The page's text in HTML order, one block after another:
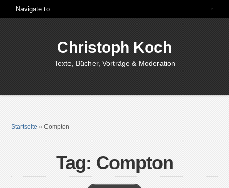
Christoph Koch
Texte, Bücher, Vorträge & Moderation
Startseite »Compton
Tag: Compton